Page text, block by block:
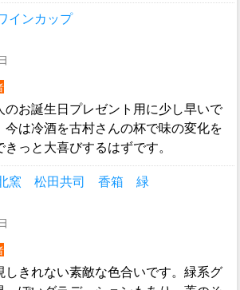
インカップ
のお誕生日プレゼント用に少し早いで
今は冷酒を古村さんの杯で味の変化を
っと大喜びするはずです。
北窯 松田共司 香箱 緑
しきれない素敵な色合いです。緑系グ